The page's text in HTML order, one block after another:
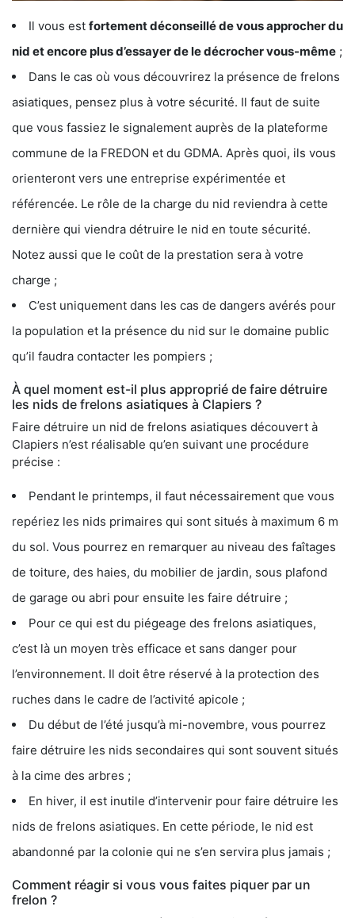
Il vous est fortement déconseillé de vous approcher du
nid et encore plus d’essayer de le décrocher vous-même ;
Dans le cas où vous découvrirez la présence de frelons
asiatiques, pensez plus à votre sécurité. Il faut de suite
que vous fassiez le signalement auprès de la plateforme
commune de la FREDON et du GDMA. Après quoi, ils vous
orienteront vers une entreprise expérimentée et
référencée. Le rôle de la charge du nid reviendra à cette
dernière qui viendra détruire le nid en toute sécurité.
Notez aussi que le coût de la prestation sera à votre
charge ;
C’est uniquement dans les cas de dangers avérés pour
la population et la présence du nid sur le domaine public
qu’il faudra contacter les pompiers ;
À quel moment est-il plus approprié de faire détruire
les nids de frelons asiatiques à Clapiers ?
Faire détruire un nid de frelons asiatiques découvert à
Clapiers n’est réalisable qu’en suivant une procédure
précise :
Pendant le printemps, il faut nécessairement que vous
repériez les nids primaires qui sont situés à maximum 6 m
du sol. Vous pourrez en remarquer au niveau des faîtages
de toiture, des haies, du mobilier de jardin, sous plafond
de garage ou abri pour ensuite les faire détruire ;
Pour ce qui est du piégeage des frelons asiatiques,
c’est là un moyen très efficace et sans danger pour
l’environnement. Il doit être réservé à la protection des
ruches dans le cadre de l’activité apicole ;
Du début de l’été jusqu’à mi-novembre, vous pourrez
faire détruire les nids secondaires qui sont souvent situés
à la cime des arbres ;
En hiver, il est inutile d’intervenir pour faire détruire les
nids de frelons asiatiques. En cette période, le nid est
abandonné par la colonie qui ne s’en servira plus jamais ;
Comment réagir si vous vous faites piquer par un
frelon ?